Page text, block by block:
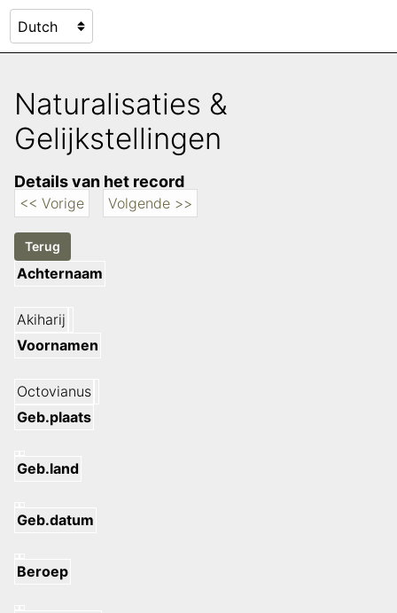
Naturalisaties &
Gelijkstellingen
Details van het record
<< Vorige Volgende >>
Achternaam
Akiharij
Voornamen
Octovianus
Geb.plaats
Geb.land
Geb.datum
Beroep